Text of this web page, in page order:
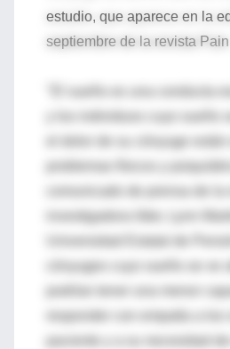
estudio, que aparece en la
septiembre de la revista
el dolor de su cónyuge están
problemas físicos y
investigadora líder, Lynn
cónyuges cuyo sueño se ve
podrían tener una menor
paciente y a su necesidad